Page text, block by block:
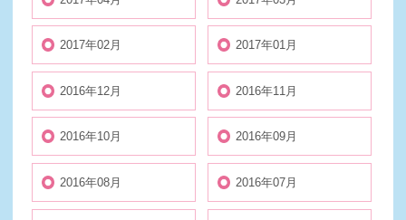
2017年02月 2017年01月
2016年12月 2016年11月
2016年10月 2016年09月
2016年08月 2016年07月